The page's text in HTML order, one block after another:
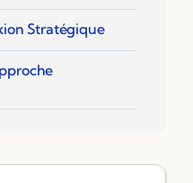
Stratégique